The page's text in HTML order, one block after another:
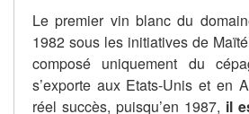
Le premier vin blanc du
1982 sous les initiatives de
composé uniquement du
s’exporte aux Etats-Unis et en
réel succès, puisqu’en 1987, il